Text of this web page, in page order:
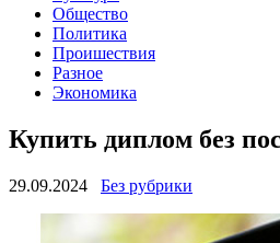
Общество
Политика
Проишествия
Разное
Экономика
Купить диплом без
29.09.2024 Без рубрики